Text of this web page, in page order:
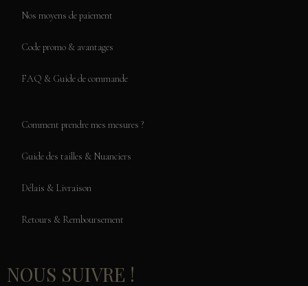
Nos moyens de paiement
Code promo & avantages
FAQ & Guide de commande
Comment prendre mes mesures ?
Guide des tailles & Nuanciers
Délais & Livraison
Retours & Remboursement
NOUS SUIVRE !